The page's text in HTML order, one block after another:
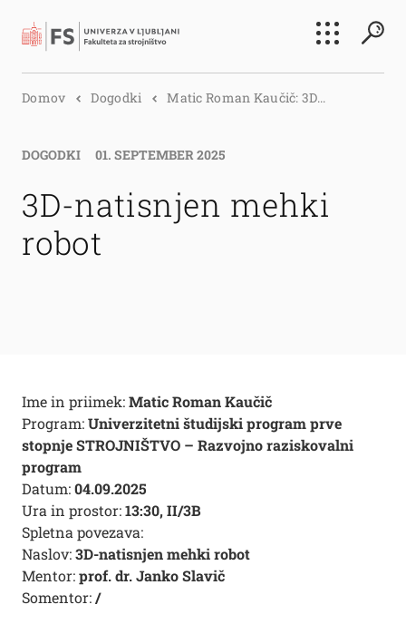
Išči
Domov Dogodki Matic Roman Kaučič: 3D...
DOGODKI 01. SEPTEMBER 2025
3D-natisnjen mehki
robot
Ime in priimek:Matic Roman Kaučič
Program:Univerzitetni študijski program prve
stopnje STROJNIŠTVO – Razvojno raziskovalni
program
Datum:04.09.2025
Ura in prostor:13:30, II/3B
Spletna povezava:
Naslov:3D-natisnjen mehki robot
Mentor:prof. dr. Janko Slavič
Somentor:/